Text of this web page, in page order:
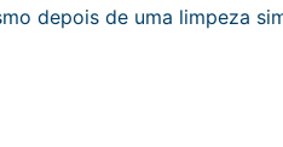
depois de uma limpeza